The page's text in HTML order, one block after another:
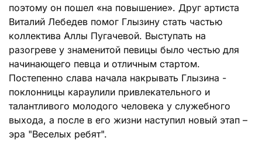
поэтому он пошел «на повышение». Друг артиста
Виталий Лебедев помог Глызину стать частью
коллектива Аллы Пугачевой. Выступать на
разогреве у знаменитой певицы было честью для
начинающего певца и отличным стартом.
Постепенно слава начала накрывать Глызина -
поклонницы караулили привлекательного и
талантливого молодого человека у служебного
выхода, а после в его жизни наступил новый этап –
эра "Веселых ребят".